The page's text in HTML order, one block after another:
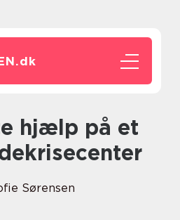
dk
Sørensen